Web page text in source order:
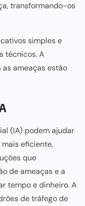
transformando-os
simples e
técnicos. A
ameaças estão
(IA) podem ajudar
eficiente,
que
de ameaças e a
tempo e dinheiro. A
de tráfego de